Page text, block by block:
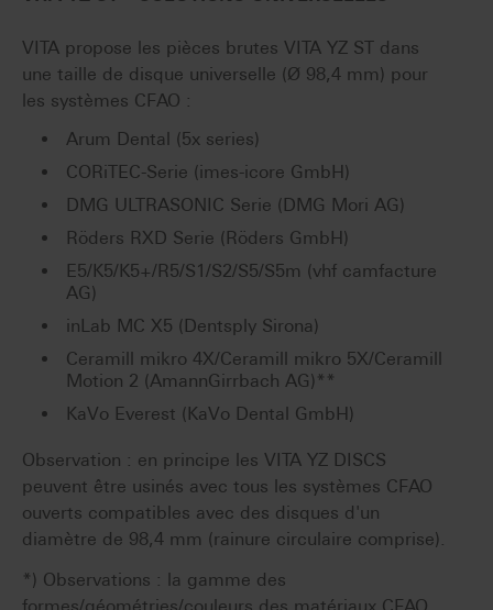
VITA propose les pièces brutes VITA YZ ST dans
une taille de disque universelle (Ø 98,4 mm) pour
les systèmes CFAO :
Arum Dental (5x series)
CORiTEC-Serie (imes-icore GmbH)
DMG ULTRASONIC Serie (DMG Mori AG)
Röders RXD Serie (Röders GmbH)
E5/K5/K5+/R5/S1/S2/S5/S5m (vhf camfacture
AG)
inLab MC X5 (Dentsply Sirona)
Ceramill mikro 4X/Ceramill mikro 5X/Ceramill
Motion 2 (AmannGirrbach AG)**
KaVo Everest (KaVo Dental GmbH)
Observation : en principe les VITA YZ DISCS
peuvent être usinés avec tous les systèmes CFAO
ouverts compatibles avec des disques d'un
diamètre de 98,4 mm (rainure circulaire comprise).
*) Observations : la gamme des